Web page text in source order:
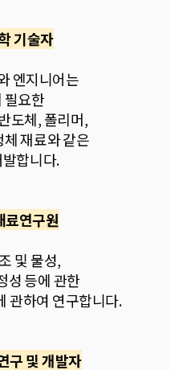
기술자
엔지니어는
필요한
도체, 폴리머,
재료와 같은
합니다.
료연구원
및 물성,
성 등에 관한
관하여 연구합니다.
구 및 개발자